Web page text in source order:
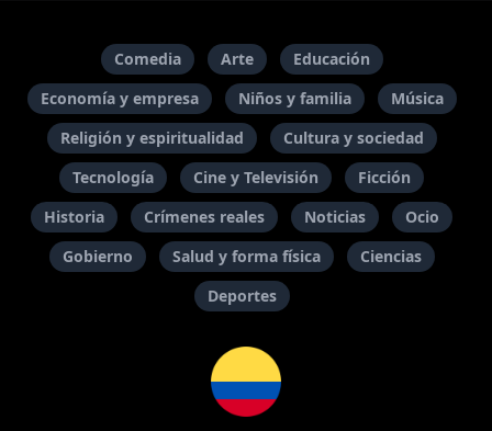
Comedia Arte
Educación
Economía y empresa
Niños y familia
Música
Religión y espiritualidad
Cultura y sociedad
Tecnología
Cine y Televisión
Ficción
Historia
Crímenes reales Noticias
Ocio
Gobierno
Salud y forma física
Ciencias
Deportes